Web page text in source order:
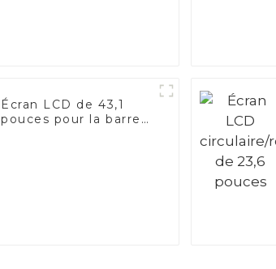
Écran LCD de 43,1
pouces pour la barre